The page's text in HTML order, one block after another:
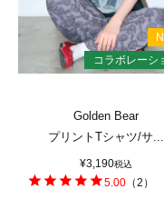
Golden Bear
プリントTシャツ/サ...
¥3,190税込
5.00 （2 ）